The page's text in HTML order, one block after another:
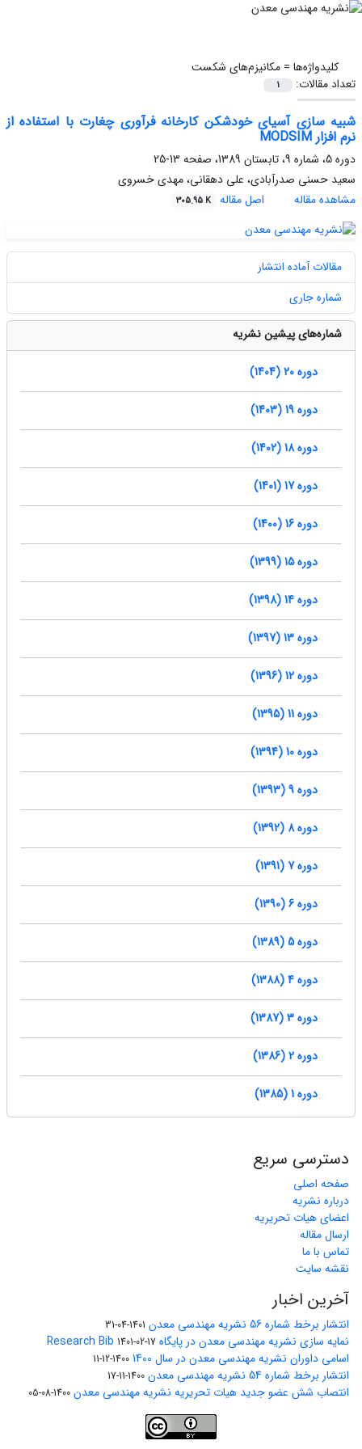
کلیدواژه‌ها =مکانیزم‌های شکست
تعداد مقالات:
1
شبیه سازی آسیای خودشکن کارخانه فرآوری چغارت با استفاده از
نرم افزار MODSIM
دوره 5، شماره 9، تابستان 1389، صفحه
13-25
سعید حسنی صدرآبادی، علی دهقانی، مهدی خسروی
مشاهده مقاله
اصل مقاله 305.95 K
مقالات آماده انتشار
شماره جاری
شماره‌های پیشین نشریه
دوره 20 (1404)
دوره 19 (1403)
دوره 18 (1402)
دوره 17 (1401)
دوره 16 (1400)
دوره 15 (1399)
دوره 14 (1398)
دوره 13 (1397)
دوره 12 (1396)
دوره 11 (1395)
دوره 10 (1394)
دوره 9 (1393)
دوره 8 (1392)
دوره 7 (1391)
دوره 6 (1390)
دوره 5 (1389)
دوره 4 (1388)
دوره 3 (1387)
دوره 2 (1386)
دوره 1 (1385)
دسترسی سریع
صفحه اصلی
درباره نشریه
اعضای هیات تحریریه
ارسال مقاله
تماس با ما
نقشه سایت
آخرین اخبار
انتشار برخط شماره 56 نشریه مهندسی معدن 1401-04-31
نمایه سازی نشریه مهندسی معدن در پایگاه Research Bib 1401-02-17
اسامی داوران نشریه مهندسی معدن در سال 1400 1400-12-11
انتشار برخط شماره 54 نشریه مهندسی معدن 1400-11-17
انتصاب شش عضو جدید هیات تحریریه نشریه مهندسی معدن 1400-08-05